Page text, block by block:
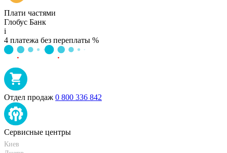
Плати частями
Глобус Банк
i
4 платежа без переплаты %
Отдел продаж 0 800 336 842
Сервисные центры
Киев